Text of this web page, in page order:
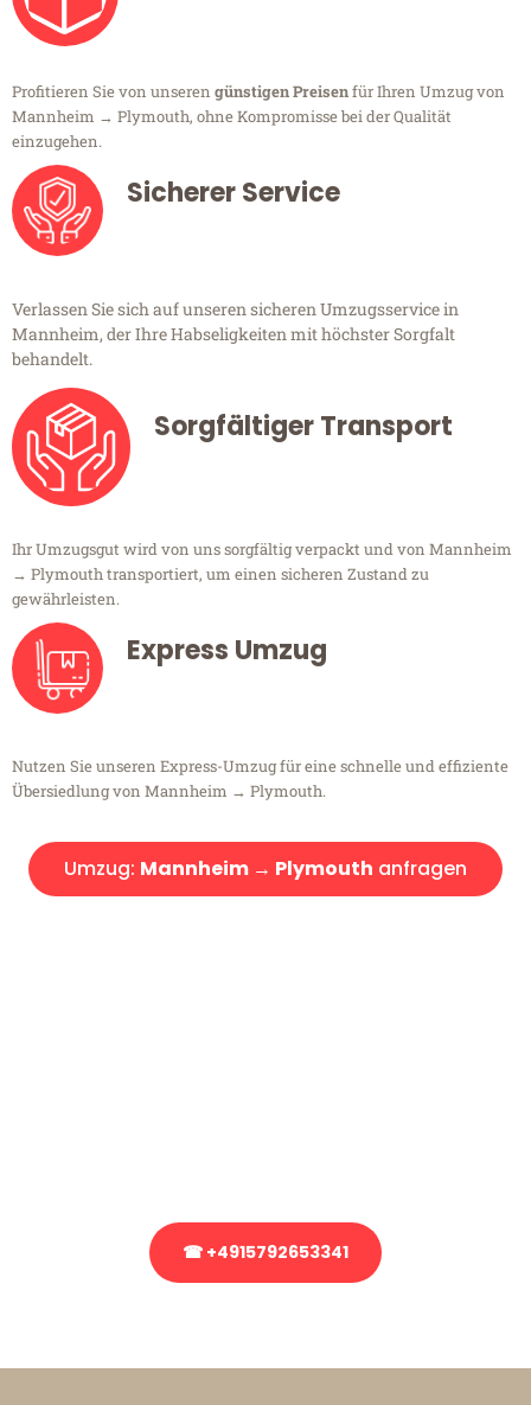
Profitieren Sie von unseren günstigen Preisenfür Ihren Umzug von
Mannheim → Plymouth, ohne Kompromisse bei der Qualität
einzugehen.
Sicherer Service
Verlassen Sie sich auf unseren sicheren Umzugsservice in
Mannheim, der Ihre Habseligkeiten mit höchster Sorgfalt
behandelt.
Sorgfältiger Transport
Ihr Umzugsgut wird von uns sorgfältig verpackt und von Mannheim
→ Plymouth transportiert, um einen sicheren Zustand zu
gewährleisten.
Express Umzug
Nutzen Sie unseren Express-Umzug für eine schnelle und effiziente
Übersiedlung von Mannheim → Plymouth.
Umzug: Mannheim → Plymouth anfragen
☎ +4915792653341